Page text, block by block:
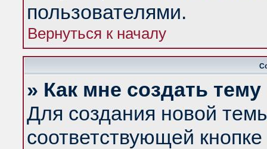
пользователями.
Вернуться к началу
» Как мне создать
Для создания новой
соответствующей